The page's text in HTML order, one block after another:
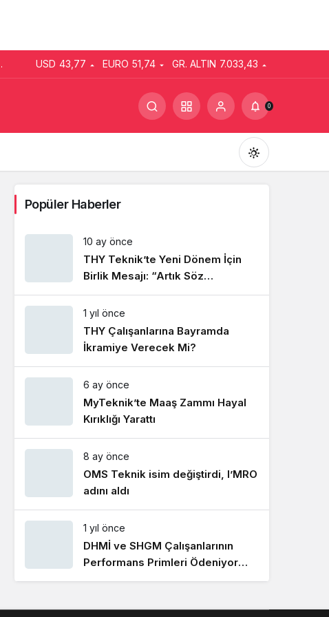
USD 43,77 EURO 51,74 GR. ALTIN 7.033,43
0
Gündüz Modu
Gündüz modunu seçin.
Gece Modu
Gece modunu seçin.
Sistem modunu seçin.
Popüler Haberler
10 ay önce
THY Teknik’te Yeni Dönem İçin
Birlik Mesajı: “Artık Söz
Emekçinin”
1 yıl önce
THY Çalışanlarına Bayramda
İkramiye Verecek Mi?
6 ay önce
MyTeknik’te Maaş Zammı Hayal
Kırıklığı Yarattı
8 ay önce
OMS Teknik isim değiştirdi, I’MRO
adını aldı
1 yıl önce
DHMİ ve SHGM Çalışanlarının
Performans Primleri Ödeniyor
Mu?